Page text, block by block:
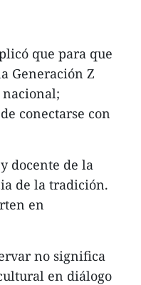
que para que
Generación Z
nacional;
conectarse con
docente de la
de la tradición.
en
no significa
en diálogo